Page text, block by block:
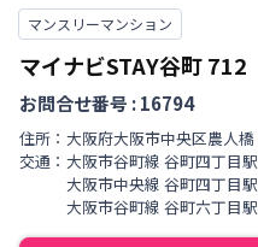
マンスリーマンション
マイナビSTAY谷町712
お問合せ番号 :16794
住所： 大阪府大阪市中央区農人橋
交通： 大阪市谷町線 谷町四丁目駅
大阪市中央線 谷町四丁目駅
大阪市谷町線 谷町六丁目駅